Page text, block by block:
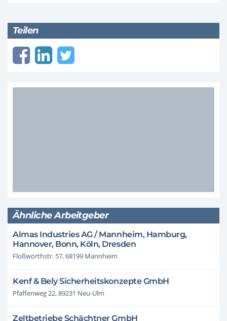
Teilen
Ähnliche Arbeitgeber
Almas Industries AG / Mannheim, Hamburg,
Hannover, Bonn, Köln, Dresden
Floßwörthstr. 57, 68199 Mannheim
Kenf & Bely Sicherheitskonzepte GmbH
Pfaffenweg 22, 89231 Neu-Ulm
Zeltbetriebe Schächtner GmbH